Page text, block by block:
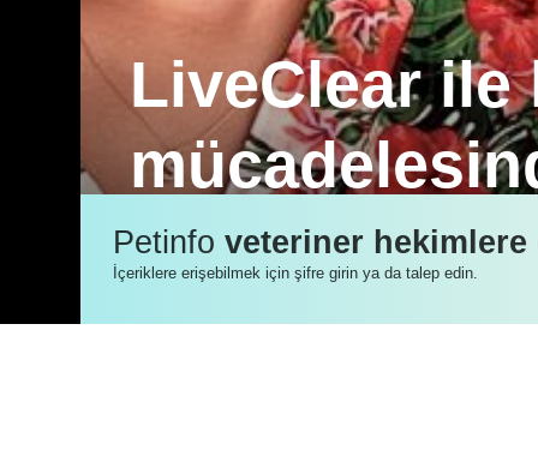
LiveClear ile
Veteriner Hekim Hatice Küc ile
LiveClear’ı konuşuyoruz.
Petinfoveteriner hekimlere
İçeriklere erişebilmek için şifre girin ya da talep edin.